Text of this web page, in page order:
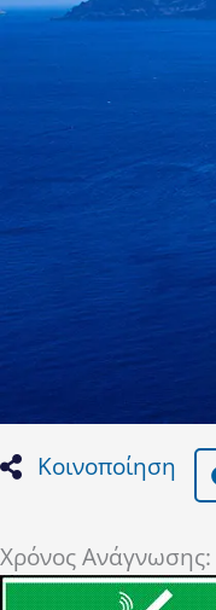
Κοινοποίηση
Χρόνος Ανάγνωσης: